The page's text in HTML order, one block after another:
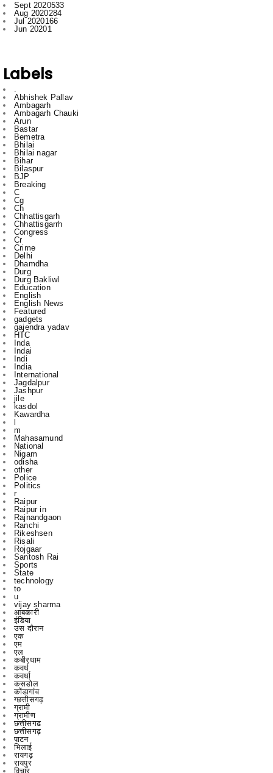
Ambagarh
Ambagarh Chauki
Bastar
Bemetra
Bhilai
Bhilai nagar
Bihar
Bilaspur
BJP
Breaking
C
Cg
Ch
Chhattisgarh
Chhattisgarrh
Congress
Cr
Crime
Delhi
Dhamdha
Durg
Durg Bakliwl
Education
English
English News
Featured
gadgets
gajendra yadav
HTC
Inda
Indai
Indi
India
International
Jagdalpur
Jashpur
jile
kasdol
Kawardha
l
m
Mahasamund
National
Nigam
odisha
other
Police
Politics
r
Raipur
Raipur in
Rajnandgaon
Ranchi
Rikeshsen
Risali
Rojgaar
Santosh Rai
Sports
State
technology
to
u
vijay sharma
आबकारी
इंडिया
उस दौरान
एक
एम
एल
कबीरधाम
कवर्ध
कवर्धा
कसडोल
कोंडागांव
ग्छत्तीसगढ़
ग्रामी
ग्रामीण
छत्तीसगढ
छत्तीसगढ़
पाटन
भिलाई
रायगढ़
रायपुर
विचार
विचार मंथन
विचारमंथन
शहर
शहरChhattisgarrh